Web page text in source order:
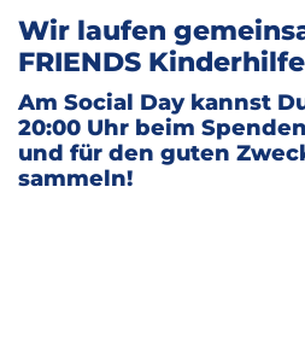
Wir laufen
FRIENDS
Am Social Day kannst
20:00 Uhr beim
und für den guten
sammeln!